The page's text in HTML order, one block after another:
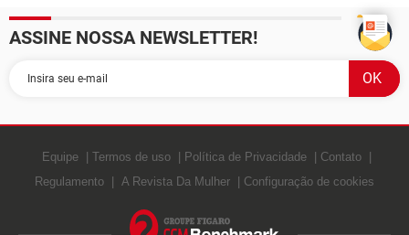
ASSINE NOSSA NEWSLETTER!
Equipe Termos de uso Política de Privacidade
Contato
Regulamento
A Revista Da Mulher Configuração de cookies